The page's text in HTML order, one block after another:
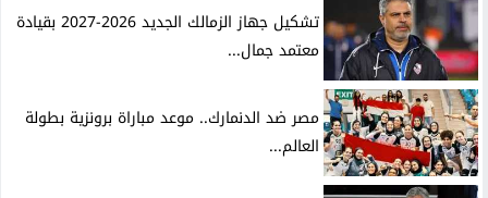
تشكيل جهاز الزمالك الجديد 2026-2027 بقيادة
معتمد جمال...
مصر ضد الدنمارك.. موعد مباراة برونزية بطولة
العالم...